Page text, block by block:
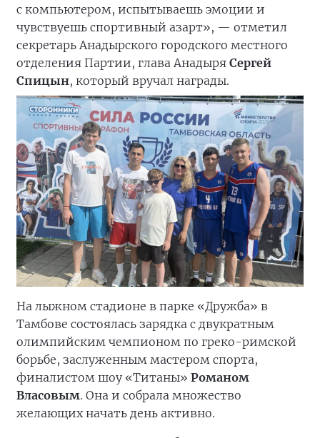
с компьютером, испытываешь эмоции и
чувствуешь спортивный азарт», — отметил
секретарь Анадырского городского местного
отделения Партии, глава Анадыря Сергей
Спицын, который вручал награды.
На лыжном стадионе в парке «Дружба» в
Тамбове состоялась зарядка с двукратным
олимпийским чемпионом по греко-римской
борьбе, заслуженным мастером спорта,
финалистом шоу «Титаны» Романом
Власовым. Она и собрала множество
желающих начать день активно.